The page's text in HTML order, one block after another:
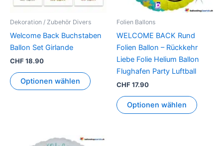
Dekoration / Zubehör Divers
Welcome Back Buchstaben
Ballon Set Girlande
CHF18.90
Optionen wählen
Optionen
der
Produktseite
werden
Folien Ballons
WELCOME BACK Rund
Folien Ballon – Rückkehr
Liebe Folie Helium Ballon
Flughafen Party Luftball
CHF17.90
Optionen wählen